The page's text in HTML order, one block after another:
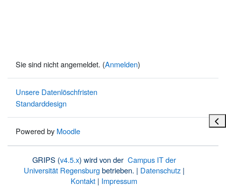
Sie sind nicht angemeldet. (Anmelden)
Unsere Datenlöschfristen
Standarddesign
Powered by Moodle
GRIPS (v4.5.x) wird von der Campus IT der
Universität Regensburgbetrieben. | Datenschutz|
Kontakt | Impressum